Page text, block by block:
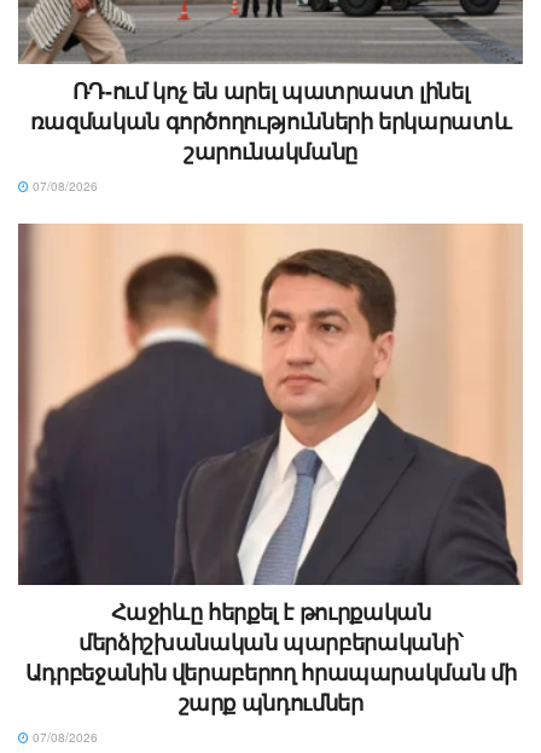
ՌԴ-ում կոչ են արել պատրաստ լինել
ռազմական գործողությունների երկարատև
շարունակմանը
07/08/2026
Հաջիևը հերքել է թուրքական
մերձիշխանական պարբերականի՝
Ադրբեջանին վերաբերող հրապարակման մի
շարք պնդումներ
07/08/2026